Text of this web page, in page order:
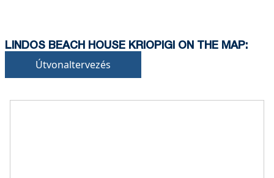
LINDOS BEACH HOUSE KRIOPIGI ON THE MAP:
Útvonaltervezés